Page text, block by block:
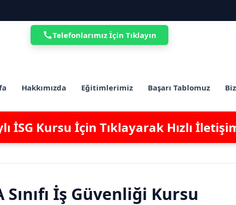
Hakkımızda Eğitimlerimiz Başarı Tablomuz
İSG Kursu İçin Tıklayarak Hızlı
İş Güvenliği Kursu
Telefonlarımız İçin Tıklayın